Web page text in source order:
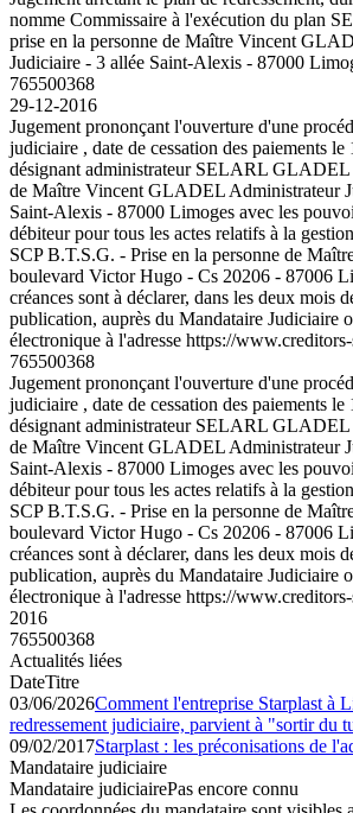
nomme Commissaire à l'exécution du plan
prise en la personne de Maître Vincent
Judiciaire - 3 allée Saint-Alexis - 87000
765500368
29-12-2016
Jugement prononçant l'ouverture d'une
judiciaire , date de cessation des paiements
désignant administrateur SELARL GLADEL
de Maître Vincent GLADEL Administrateur
Saint-Alexis - 87000 Limoges avec les
débiteur pour tous les actes relatifs à la
SCP B.T.S.G. - Prise en la personne de
boulevard Victor Hugo - Cs 20206 - 87006
créances sont à déclarer, dans les deux mois
publication, auprès du Mandataire Judiciaire
électronique à l'adresse https://
765500368
Jugement prononçant l'ouverture d'une
judiciaire , date de cessation des paiements
désignant administrateur SELARL GLADEL
de Maître Vincent GLADEL Administrateur
Saint-Alexis - 87000 Limoges avec les
débiteur pour tous les actes relatifs à la
SCP B.T.S.G. - Prise en la personne de
boulevard Victor Hugo - Cs 20206 - 87006
créances sont à déclarer, dans les deux mois
publication, auprès du Mandataire Judiciaire
électronique à l'adresse https://
2016
765500368
Actualités liées
DateTitre
03/06/2026Comment l'entreprise Starplast à
redressement judiciaire, parvient à "sortir du
09/02/2017Starplast : les préconisations de
Mandataire judiciaire
Mandataire judiciairePas encore connu